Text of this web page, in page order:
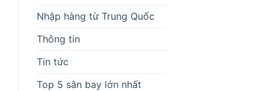
Nhập hàng từ Trung Quốc
Thông tin
Tin tức
Top 5 sân bay lớn nhất